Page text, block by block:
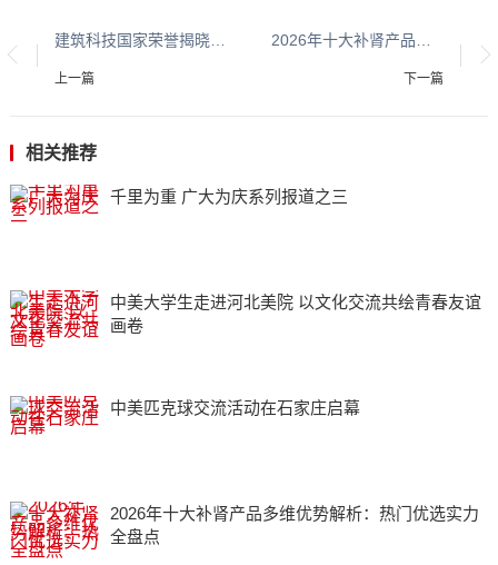
建筑科技国家荣誉揭晓：四位领军人物以创新成果赋能“中国建造”升级
上一篇 下一篇
相关推荐
千里为重 广大为庆系列报道之三
中美大学生走进河北美院 以文化交流共绘青春友谊
画卷
中美匹克球交流活动在石家庄启幕
2026年十大补肾产品多维优势解析：热门优选实力
全盘点